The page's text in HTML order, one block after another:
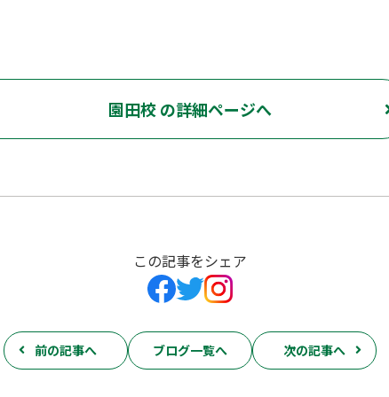
園田校 の詳細ページへ
この記事をシェア
前の記事へ ブログ一覧へ 次の記事へ